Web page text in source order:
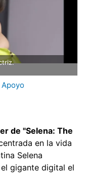
Apoyo
de "Selena: The
en la vida
Selena
gigante digital el